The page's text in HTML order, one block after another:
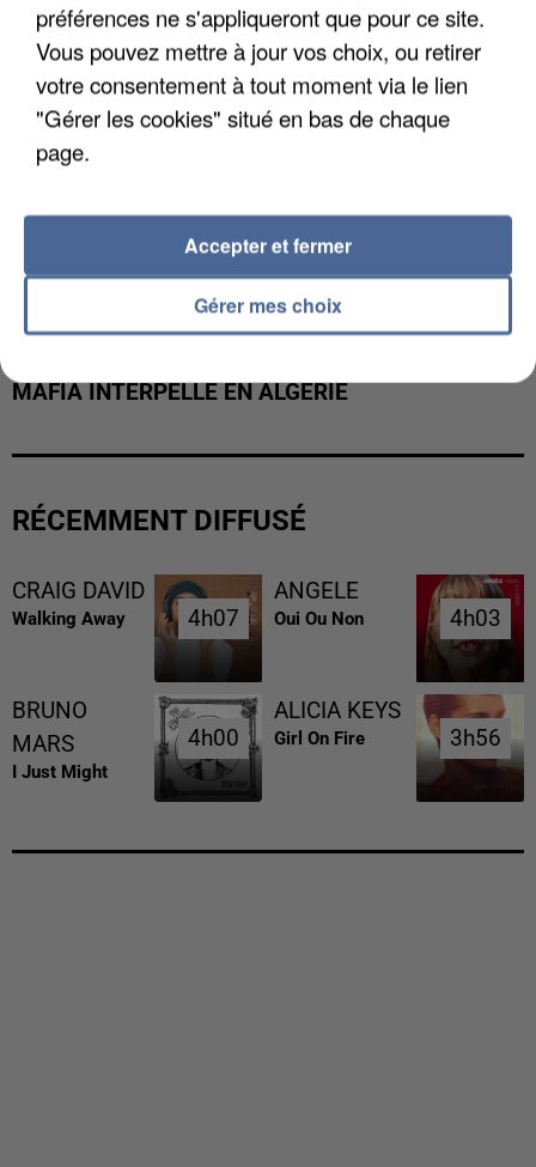
MAFIA INTERPELLÉ EN ALGÉRIE
RÉCEMMENT DIFFUSÉ
CRAIG DAVID
Walking Away 4h07
4h07
ANGELE
Oui Ou Non 4h03
4h03
BRUNO
MARS
I Just Might
4h00
4h00
ALICIA KEYS
Girl On Fire 3h56
3h56
préférences ne s'appliqueront que pour ce site.
Vous pouvez mettre à jour vos choix, ou retirer
votre consentement à tout moment via le lien
"Gérer les cookies" situé en bas de chaque
page.
Gérer mes choix
Accepter et fermer